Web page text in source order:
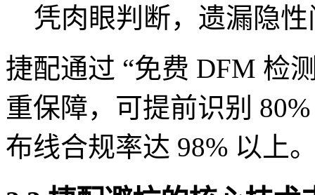
凭肉眼判断，遗漏隐
捷配通过 “免费 DFM 检
重保障，可提前识别
布线合规率达 98% 以上